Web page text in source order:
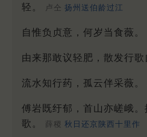
轻。
卢仝 扬州送伯龄过江
自惟负贞意，何岁当食薇。
由来那敢议轻肥，散发行歌
流水知行药，孤云伴采薇。
傅岩既纡郁，首山亦嵯峨
歌。
薛稷 秋日还京陕西十里作